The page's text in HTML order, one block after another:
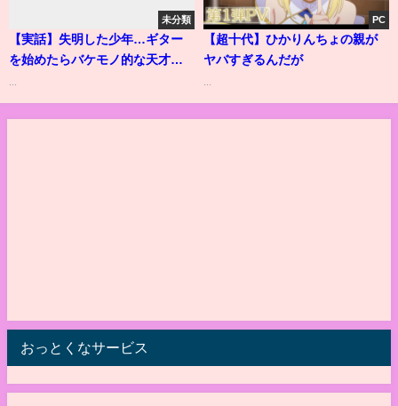
未分類
【実話】失明した少年…ギター
を始めたらバケモノ的な天才だ
PC
【超十代】ひかりんちょの親が
ヤバすぎるんだが
おっとくなサービス